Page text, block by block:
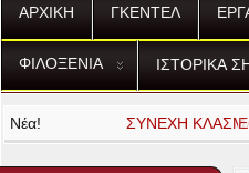
ΑΡΧΙΚΗ ΓΚΕΝΤΕΛ
ΦΙΛΟΞΕΝΙΑ ΙΣΤΟΡΙΚΑ
Νέα! ΕΙΣΑΓΩΓΗ ΣΤΗ